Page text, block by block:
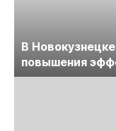
В
повышения
предприятий